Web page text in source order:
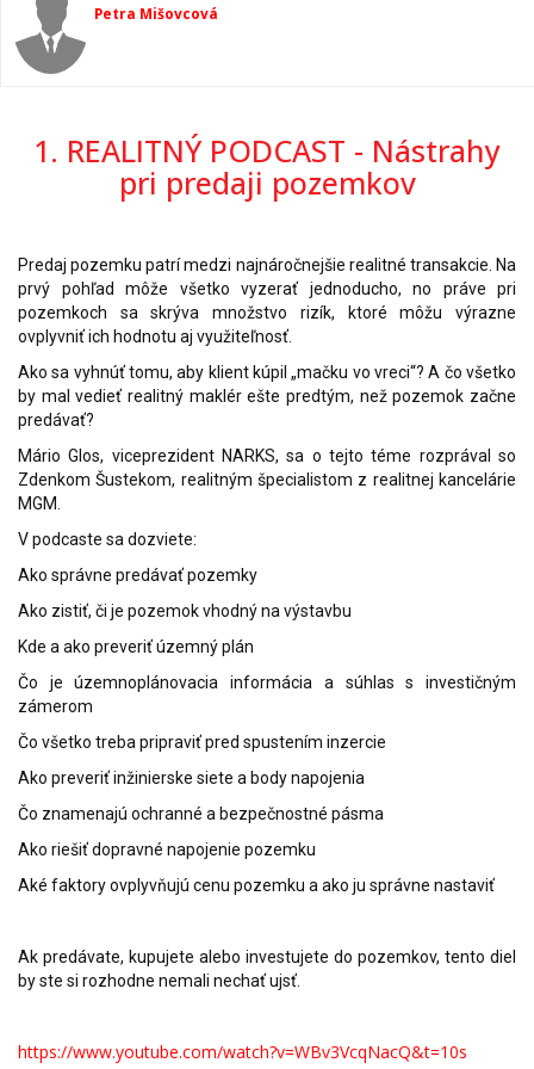
Petra Mišovcová
1. REALITNÝ PODCAST - Nástrahy
pri predaji pozemkov
Predaj pozemku patrí medzi najnáročnejšie realitné transakcie. Na
prvý pohľad môže všetko vyzerať jednoducho, no práve pri
pozemkoch sa skrýva množstvo rizík, ktoré môžu výrazne
ovplyvniť ich hodnotu aj využiteľnosť.
Ako sa vyhnúť tomu, aby klient kúpil „mačku vo vreci“? A čo všetko
by mal vedieť realitný maklér ešte predtým, než pozemok začne
predávať?
Mário Glos, viceprezident NARKS, sa o tejto téme rozprával so
Zdenkom Šustekom, realitným špecialistom z realitnej kancelárie
MGM.
V podcaste sa dozviete:
Ako správne predávať pozemky
Ako zistiť, či je pozemok vhodný na výstavbu
Kde a ako preveriť územný plán
Čo je územnoplánovacia informácia a súhlas s investičným
zámerom
Čo všetko treba pripraviť pred spustením inzercie
Ako preveriť inžinierske siete a body napojenia
Čo znamenajú ochranné a bezpečnostné pásma
Ako riešiť dopravné napojenie pozemku
Aké faktory ovplyvňujú cenu pozemku a ako ju správne nastaviť
Ak predávate, kupujete alebo investujete do pozemkov, tento diel
by ste si rozhodne nemali nechať ujsť.
https://www.youtube.com/watch?v=WBv3VcqNacQ&t=10s